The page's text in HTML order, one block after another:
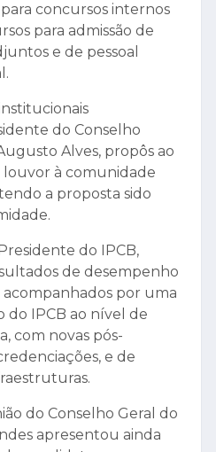
concursos internos
para admissão de
e de pessoal
do Conselho
Alves, propôs ao
à comunidade
a proposta sido
do IPCB,
de desempenho
por uma
do IPCB ao nível de
com novas pós-
e de
do Conselho Geral do
apresentou ainda